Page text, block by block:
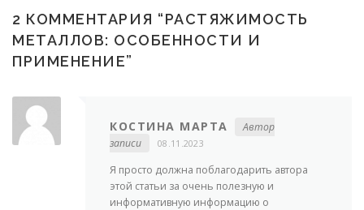
2 КОММЕНТАРИЯ “РАСТЯЖИМОСТЬ
МЕТАЛЛОВ: ОСОБЕННОСТИ И
ПРИМЕНЕНИЕ”
КОСТИНА МАРТА
Автор
записи
08.11.2023
Я просто должна поблагодарить автора
этой статьи за очень полезную и
информативную информацию о